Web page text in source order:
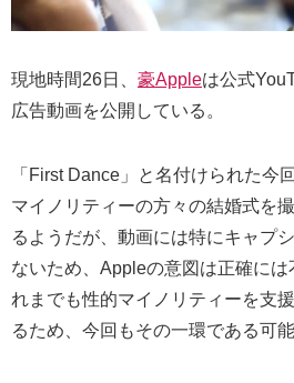
現地時間26日、 豪Appleは公式
広告動画を公開している。
「First Dance」と名付けられた今
マイノリティーの方々の結婚式を
るようだが、動画には特にキャプ
ないため、Appleの意図は正確には
れまでも性的マイノリティーを支
るため、今回もその一環である可能